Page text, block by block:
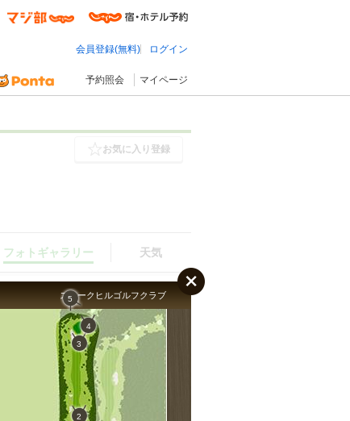
会員登録(無料) ログイン
予約照会 マイページ
お気に入り登録
フォトギャラリー 天気
ストークヒルゴルフクラブ
2
3
4
5
フォトギャラリー